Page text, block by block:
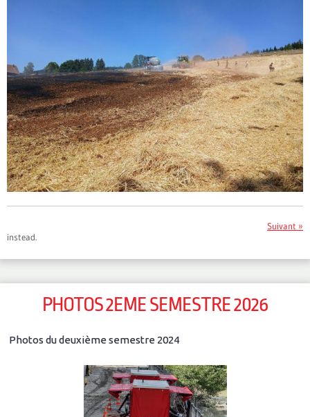
Suivant »
instead.
PHOTOS 2EME SEMESTRE 2026
Photos du deuxième semestre 2024